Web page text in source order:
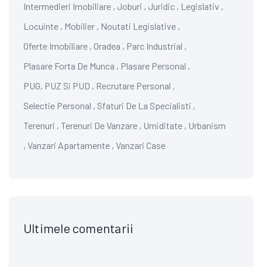
Intermedieri Imobiliare , Joburi , Juridic , Legislativ ,
Locuinte , Mobilier , Noutati Legislative ,
Oferte Imobiliare , Oradea , Parc Industrial ,
Plasare Forta De Munca , Plasare Personal ,
PUG, PUZ Si PUD , Recrutare Personal ,
Selectie Personal , Sfaturi De La Specialisti ,
Terenuri , Terenuri De Vanzare , Umiditate , Urbanism
, Vanzari Apartamente , Vanzari Case
Ultimele comentarii